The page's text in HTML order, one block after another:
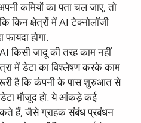
कमियों का पता चल जाए, तो
किन क्षेत्रों में AI टेक्नोलॉजी
होगा.
AI किसी जादू की तरह काम नहीं
में डेटा का विश्लेषण करके काम
है कि कंपनी के पास शुरुआत से
डेटा मौजूद हो. ये आंकड़े कई
हैं, जैसे ग्राहक संबंध प्रबंधन